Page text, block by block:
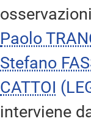
Paolo
Stefano
CATTOI
interviene